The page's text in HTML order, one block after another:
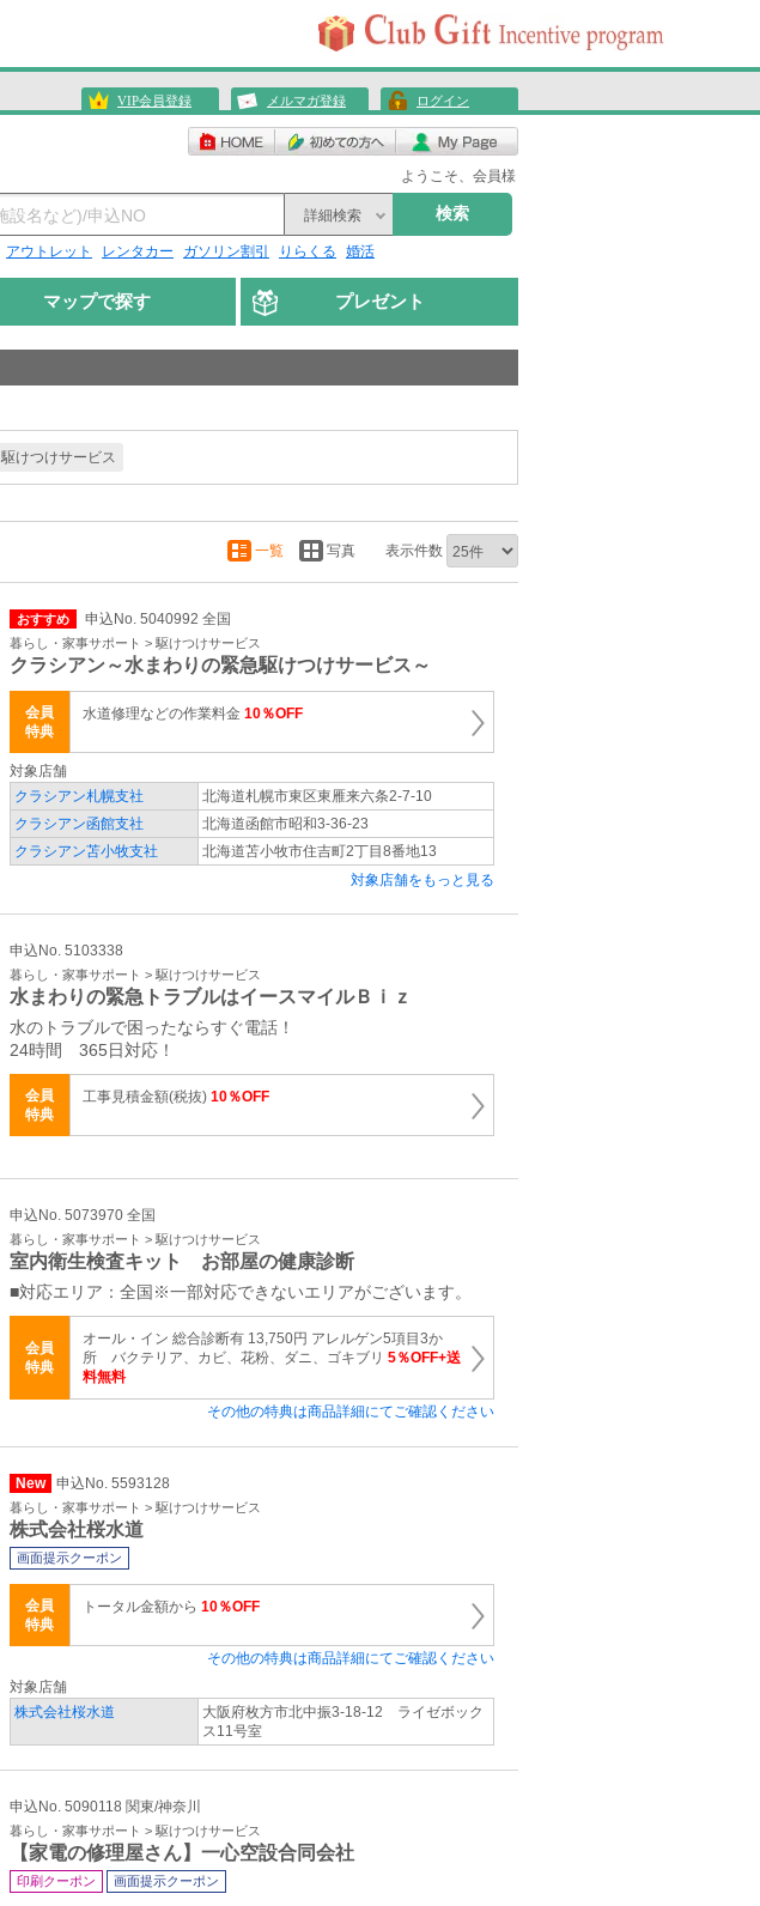
VIP会員登録 メルマガ登録 ログイン
ようこそ、会員様
詳細検索 検索
アウトレット レンタカー ガソリン割引 りらくる 婚活
マップで探す プレゼント
駆けつけサービス
一覧 写真 表示件数
おすすめ 申込No. 5040992 全国
暮らし・家事サポート > 駆けつけサービス
クラシアン～水まわりの緊急駆けつけサービス～
会員
特典
水道修理などの作業料金 10％OFF
対象店舗
クラシアン札幌支社
北海道札幌市東区東雁来六条2-7-10
クラシアン函館支社
北海道函館市昭和3-36-23
クラシアン苫小牧支社
北海道苫小牧市住吉町2丁目8番地13
対象店舗をもっと見る
申込No. 5103338
暮らし・家事サポート > 駆けつけサービス
水まわりの緊急トラブルはイースマイルＢｉｚ
水のトラブルで困ったならすぐ電話！
24時間 365日対応！
会員
特典
工事見積金額(税抜) 10％OFF
申込No. 5073970 全国
暮らし・家事サポート > 駆けつけサービス
室内衛生検査キット お部屋の健康診断
■対応エリア：全国※一部対応できないエリアがございます。
会員
特典
オール・イン 総合診断有 13,750円 アレルゲン5項目3か
所 バクテリア、カビ、花粉、ダニ、ゴキブリ 5％OFF+送
料無料
その他の特典は商品詳細にてご確認ください
New 申込No. 5593128
暮らし・家事サポート > 駆けつけサービス
株式会社桜水道
画面提示クーポン
会員
特典
トータル金額から 10％OFF
その他の特典は商品詳細にてご確認ください
対象店舗
株式会社桜水道
大阪府枚方市北中振3-18-12 ライゼボック
ス11号室
申込No. 5090118 関東/神奈川
暮らし・家事サポート > 駆けつけサービス
【家電の修理屋さん】一心空設合同会社
印刷クーポン 画面提示クーポン